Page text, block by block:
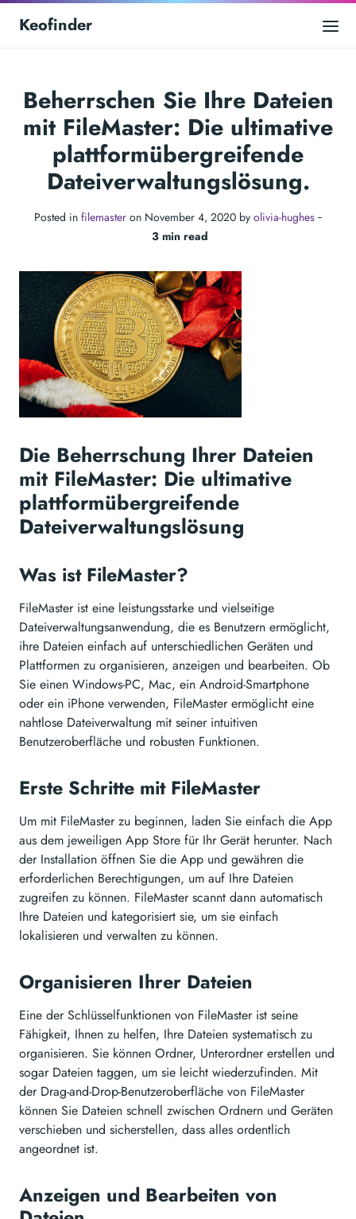
Keofinder
Beherrschen Sie Ihre Dateien
mit FileMaster: Die ultimative
plattformübergreifende
Dateiverwaltungslösung.
Posted in filemaster on November 4, 2020 by olivia-hughes ‐
3 min read
Die Beherrschung Ihrer Dateien
mit FileMaster: Die ultimative
plattformübergreifende
Dateiverwaltungslösung
Was ist FileMaster?
FileMaster ist eine leistungsstarke und vielseitige
Dateiverwaltungsanwendung, die es Benutzern ermöglicht,
ihre Dateien einfach auf unterschiedlichen Geräten und
Plattformen zu organisieren, anzeigen und bearbeiten. Ob
Sie einen Windows-PC, Mac, ein Android-Smartphone
oder ein iPhone verwenden, FileMaster ermöglicht eine
nahtlose Dateiverwaltung mit seiner intuitiven
Benutzeroberfläche und robusten Funktionen.
Erste Schritte mit FileMaster
Um mit FileMaster zu beginnen, laden Sie einfach die App
aus dem jeweiligen App Store für Ihr Gerät herunter. Nach
der Installation öffnen Sie die App und gewähren die
erforderlichen Berechtigungen, um auf Ihre Dateien
zugreifen zu können. FileMaster scannt dann automatisch
Ihre Dateien und kategorisiert sie, um sie einfach
lokalisieren und verwalten zu können.
Organisieren Ihrer Dateien
Eine der Schlüsselfunktionen von FileMaster ist seine
Fähigkeit, Ihnen zu helfen, Ihre Dateien systematisch zu
organisieren. Sie können Ordner, Unterordner erstellen und
sogar Dateien taggen, um sie leicht wiederzufinden. Mit
der Drag-and-Drop-Benutzeroberfläche von FileMaster
können Sie Dateien schnell zwischen Ordnern und Geräten
verschieben und sicherstellen, dass alles ordentlich
angeordnet ist.
Anzeigen und Bearbeiten von